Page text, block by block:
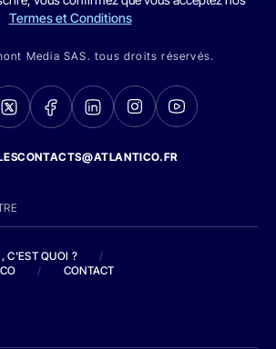
Termes et Conditions
Media SAS. tous droits réservés.
C'EST QUOI ?
/
/ CONTACT